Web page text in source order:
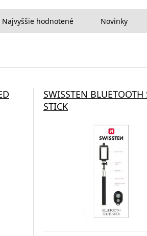
Najvyššie hodnotené Novinky
SWISSTEN BLUETOOTH
STICK